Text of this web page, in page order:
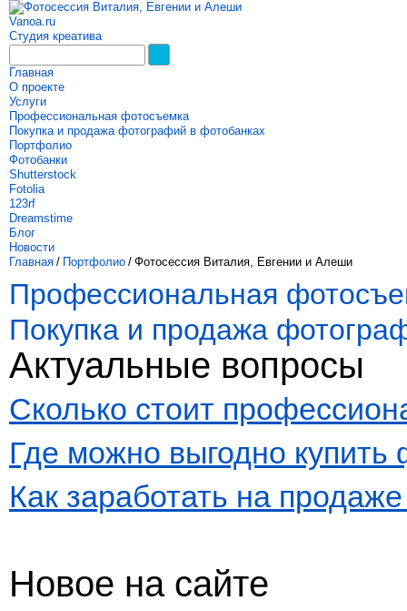
Vanoa.ru
Студия креатива
Главная
О проекте
Услуги
Профессиональная фотосъемка
Покупка и продажа фотографий в фотобанках
Портфолио
Фотобанки
Shutterstock
Fotolia
123rf
Dreamstime
Блог
Новости
Главная / Портфолио / Фотосессия Виталия, Евгении и Алеши
Профессиональная
Покупка и продажа
Актуальные вопросы
Сколько стоит
Где можно выгодно
Как заработать на
Новое на сайте